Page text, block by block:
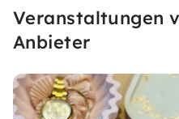
Veranstaltungen
Anbieter